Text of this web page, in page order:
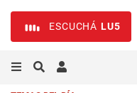
ESCUCHÁ LU5